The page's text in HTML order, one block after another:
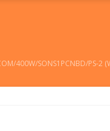
400W/SONS1PCNBD/PS-2